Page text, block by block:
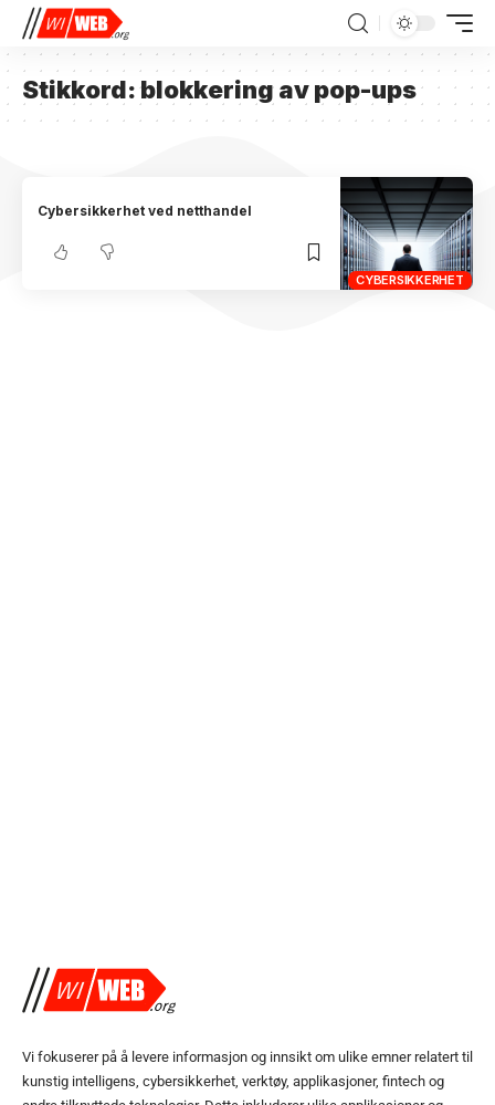
Stikkord:blokkering av pop-ups
CYBERSIKKERHET
Cybersikkerhet ved netthandel
Vi fokuserer på å levere informasjon og innsikt om ulike emner relatert til
kunstig intelligens, cybersikkerhet, verktøy, applikasjoner, fintech og